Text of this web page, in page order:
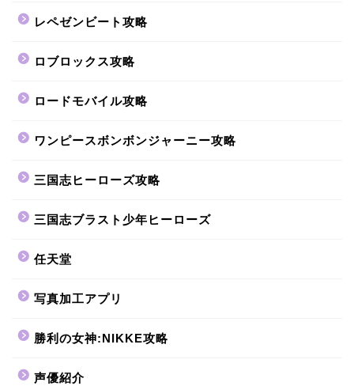
レペゼンビート攻略
ロブロックス攻略
ロードモバイル攻略
ワンピースボンボンジャーニー攻略
三国志ヒーローズ攻略
三国志ブラスト少年ヒーローズ
任天堂
写真加工アプリ
勝利の女神:NIKKE攻略
声優紹介